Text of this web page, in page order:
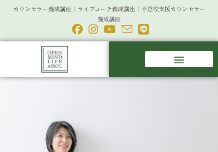
カウンセラー養成講座｜ライフコーチ養成講座｜不登校支援カウンセラー
養成講座